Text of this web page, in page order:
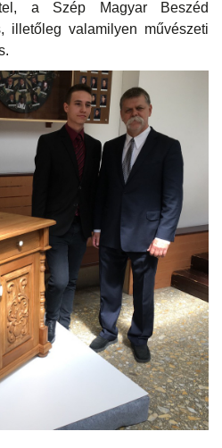
a Szép Magyar Beszéd
illetőleg valamilyen művészeti